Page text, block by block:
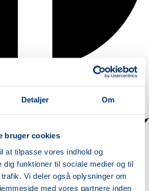
Detaljer Om
bruger cookies
at tilpasse vores indhold og
dig funktioner til sociale medier og til
Vi deler også oplysninger om
med vores partnere inden